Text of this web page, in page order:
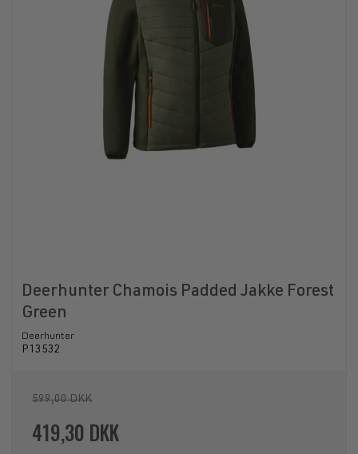
Deerhunter Chamois Padded Jakke Forest
Green
Deerhunter
P13532
599,00 DKK
419,30 DKK